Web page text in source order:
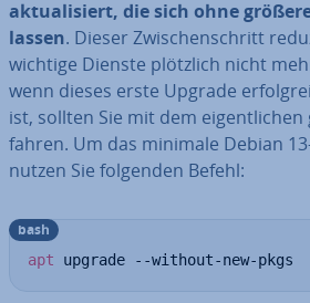
ak­tua­li­siert, die sich ohne
lassen. Dieser Zwi­schen­schritt
wichtige Dienste plötzlich nicht
wenn dieses erste Upgrade
ist, sollten Sie mit dem
fah­ren. Um das minimale Debian
nutzen Sie folgenden Befehl:
apt upgrade --without-new-pkgs
bash